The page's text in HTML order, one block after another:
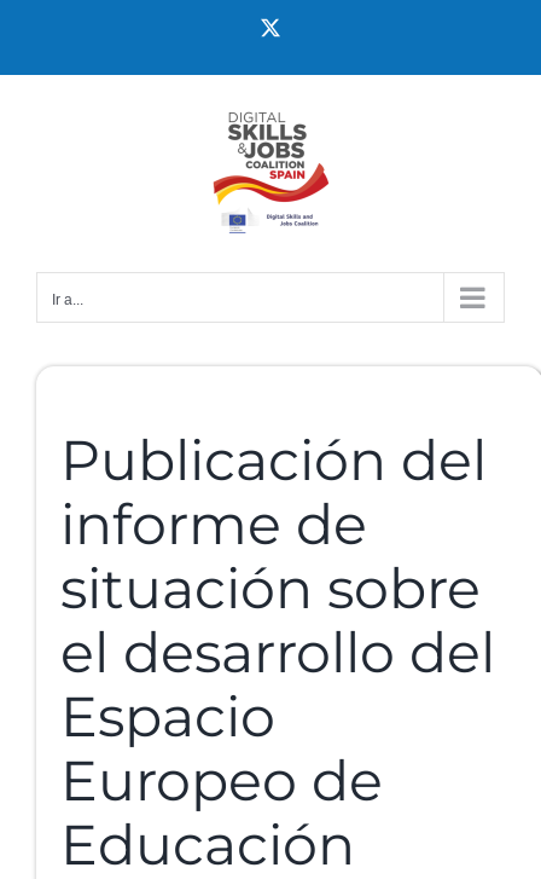
Ir a...
Publicación del
informe de
situación sobre
el desarrollo del
Espacio
Europeo de
Educación